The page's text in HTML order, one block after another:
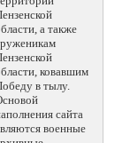
а также
ковавшим
в тылу.
сайта
военные